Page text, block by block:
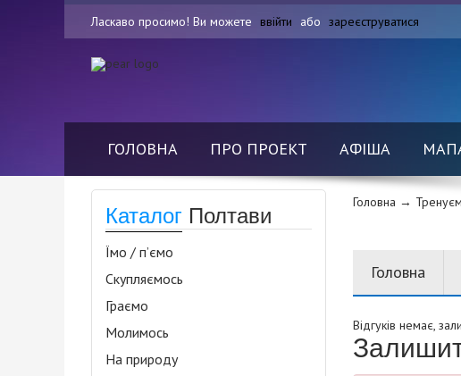
Ласкаво просимо! Ви можете ввійти або зареєструватися
ГОЛОВНА ПРО ПРОЕКТ АФІША
Каталог Полтави
Їмо / п’ємо
Скупляємось
Граємо
Молимось
На природу
Головна →
Головна
Відгуків немає,